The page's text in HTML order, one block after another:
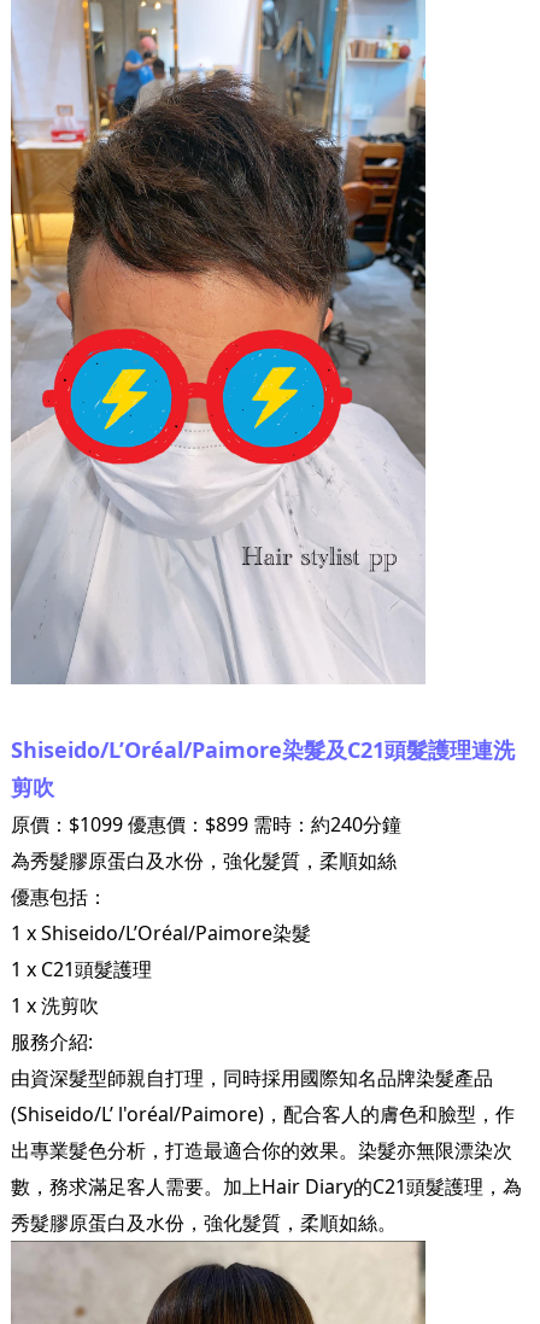
Shiseido/L’Oréal/Paimore染髮及C21頭髮護理連洗
剪吹
原價：$1099 優惠價：$899 需時：約240分鐘
為秀髮膠原蛋白及水份，強化髮質，柔順如絲
優惠包括：
1 x Shiseido/L’Oréal/Paimore染髮
1 x C21頭髮護理
1 x 洗剪吹
服務介紹:
由資深髮型師親自打理，同時採用國際知名品牌染髮產品
(Shiseido/L’ l'oréal/Paimore)，配合客人的膚色和臉型，作
出專業髮色分析，打造最適合你的效果。染髮亦無限漂染次
數，務求滿足客人需要。加上Hair Diary的C21頭髮護理，為
秀髮膠原蛋白及水份，強化髮質，柔順如絲。